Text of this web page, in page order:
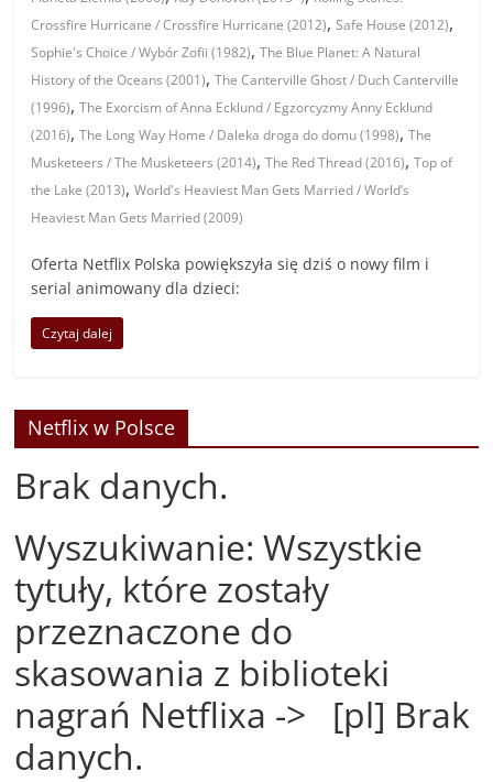
Crossfire Hurricane / Crossfire Hurricane (2012),Safe House (2012),
Sophie's Choice / Wybór Zofii (1982),The Blue Planet: A Natural
History of the Oceans (2001),The Canterville Ghost / Duch Canterville
(1996),The Exorcism of Anna Ecklund / Egzorcyzmy Anny Ecklund
(2016),The Long Way Home / Daleka droga do domu (1998),The
Musketeers / The Musketeers (2014),The Red Thread (2016),Top of
the Lake (2013),World's Heaviest Man Gets Married / World’s
Heaviest Man Gets Married (2009)
Oferta Netflix Polska powiększyła się dziś o nowy film i
serial animowany dla dzieci:
Czytaj dalej
Netflix w Polsce
Brak danych.
Wyszukiwanie: Wszystkie
tytuły, które zostały
przeznaczone do
skasowania z biblioteki
nagrań Netflixa -> [pl] Brak
danych.